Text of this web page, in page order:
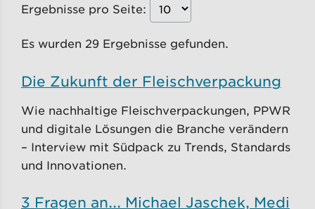
Ergebnisse pro Seite:
Es wurden 29 Ergebnisse gefunden.
Die Zukunft der Fleischverpackung
Wie nachhaltige Fleischverpackungen, PPWR
und digitale Lösungen die Branche verändern
– Interview mit Südpack zu Trends, Standards
und Innovationen.
3 Fragen an... Michael Jaschek, Medi